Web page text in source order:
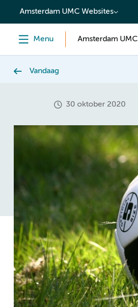
content
Amsterdam UMC Websites
Menu Amsterdam UMC
Vandaag
30 oktober 2020